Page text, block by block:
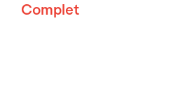
Complet